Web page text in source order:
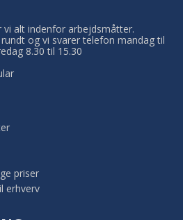
alt indenfor arbejdsmåtter.
og vi svarer telefon mandag til
8.30 til 15.30
priser
erhverv